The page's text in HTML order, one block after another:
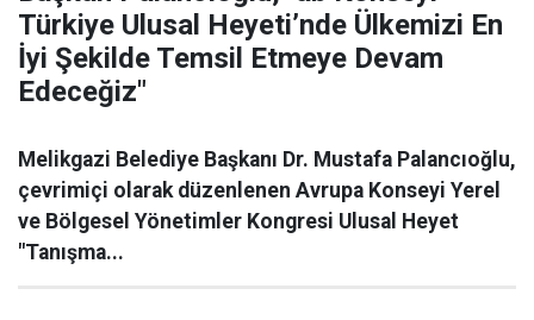
Türkiye Ulusal Heyeti’nde Ülkemizi En
İyi Şekilde Temsil Etmeye Devam
Edeceğiz"
Melikgazi Belediye Başkanı Dr. Mustafa Palancıoğlu,
çevrimiçi olarak düzenlenen Avrupa Konseyi Yerel
ve Bölgesel Yönetimler Kongresi Ulusal Heyet
"Tanışma...